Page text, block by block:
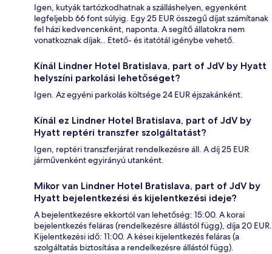
Igen, kutyák tartózkodhatnak a szálláshelyen, egyenként
legfeljebb 66 font súlyig. Egy 25 EUR összegű díjat számítanak
fel házi kedvencenként, naponta. A segítő állatokra nem
vonatkoznak díjak.. Etető- és itatótál igénybe vehető.
Kínál Lindner Hotel Bratislava, part of JdV by Hyatt
helyszíni parkolási lehetőséget?
Igen. Az egyéni parkolás költsége 24 EUR éjszakánként.
Kínál ez Lindner Hotel Bratislava, part of JdV by
Hyatt reptéri transzfer szolgáltatást?
Igen, reptéri transzferjárat rendelkezésre áll. A díj 25 EUR
járművenként egyirányú utanként.
Mikor van Lindner Hotel Bratislava, part of JdV by
Hyatt bejelentkezési és kijelentkezési ideje?
A bejelentkezésre ekkortól van lehetőség: 15:00. A korai
bejelentkezés feláras (rendelkezésre állástól függ), díja 20 EUR.
Kijelentkezési idő: 11:00. A kései kijelentkezés feláras (a
szolgáltatás biztosítása a rendelkezésre állástól függ).